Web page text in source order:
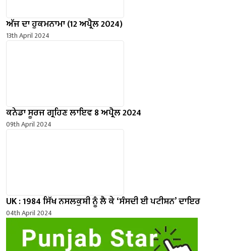
ਅੱਜ ਦਾ ਹੁਕਮਨਾਮਾ (12 ਅਪ੍ਰੈਲ 2024)
13th April 2024
ਕਨੇਡਾ ਸੂਰਜ ਗ੍ਰਹਿਣ ਲਾਇਵ 8 ਅਪ੍ਰੈਲ 2024
09th April 2024
UK : 1984 ਸਿੱਖ ਨਸਲਕੁਸ਼ੀ ਨੂੰ ਲੈ ਕੇ ‘ਸੰਸਦੀ ਈ ਪਟੀਸ਼ਨ’ ਦਾਇਰ
04th April 2024